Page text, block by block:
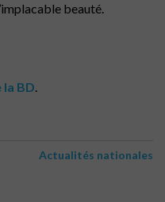
beauté.
BD.
Actualités nationales